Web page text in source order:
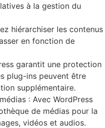
à la gestion du
hiérarchiser les contenus
en fonction de
garantit une protection
plug-ins peuvent être
supplémentaire.
: Avec WordPress
de médias pour la
vidéos et audios.